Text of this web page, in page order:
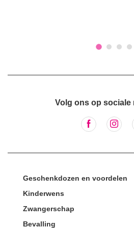
Volg ons op sociale
Geschenkdozen en voordelen
Kinderwens
Zwangerschap
Bevalling